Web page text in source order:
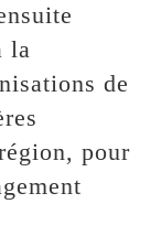
la
de
pour